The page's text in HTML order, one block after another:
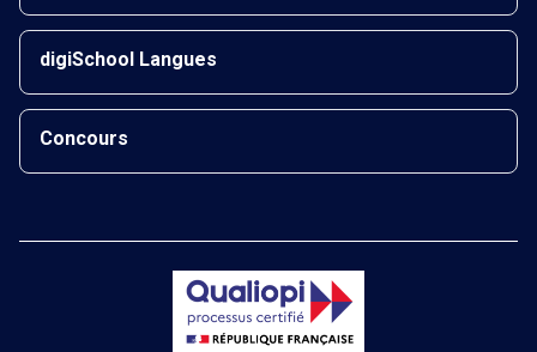
digiSchool Langues
Concours